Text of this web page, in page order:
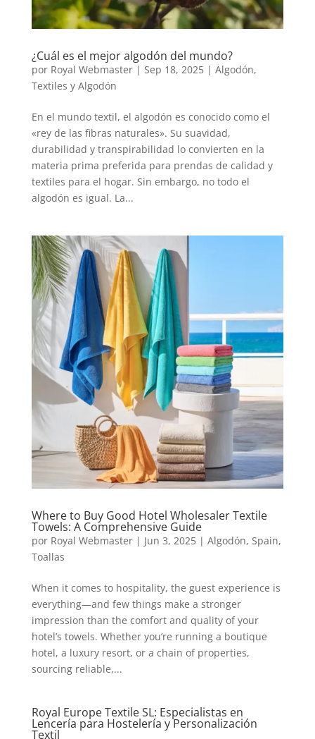
¿Cuál es el mejor algodón del mundo?
por Royal Webmaster| Sep 18, 2025| Algodón,
Textiles y Algodón
En el mundo textil, el algodón es conocido como el
«rey de las fibras naturales». Su suavidad,
durabilidad y transpirabilidad lo convierten en la
materia prima preferida para prendas de calidad y
textiles para el hogar. Sin embargo, no todo el
algodón es igual. La...
Where to Buy Good Hotel Wholesaler Textile
Towels: A Comprehensive Guide
por Royal Webmaster| Jun 3, 2025| Algodón, Spain,
Toallas
When it comes to hospitality, the guest experience is
everything—and few things make a stronger
impression than the comfort and quality of your
hotel’s towels. Whether you’re running a boutique
hotel, a luxury resort, or a chain of properties,
sourcing reliable,...
Royal Europe Textile SL: Especialistas en
Lencería para Hostelería y Personalización
Textil